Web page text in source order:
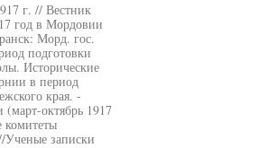
г. // Вестник
год в Мордовии
Морд. гос.
подготовки
Исторические
в период
края. -
октябрь 1917
Ученые записки